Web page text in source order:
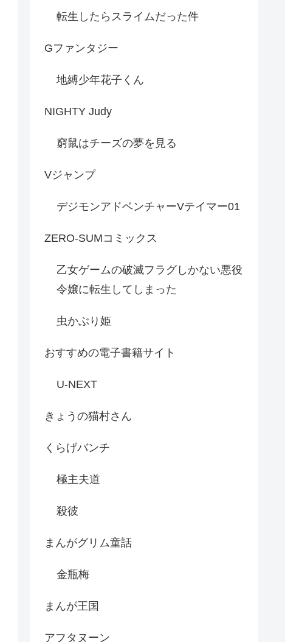
転生したらスライムだった件
Gファンタジー
地縛少年花子くん
NIGHTY Judy
窮鼠はチーズの夢を見る
Vジャンプ
デジモンアドベンチャーVテイマー01
ZERO-SUMコミックス
乙女ゲームの破滅フラグしかない悪役
令嬢に転生してしまった
虫かぶり姫
おすすめの電子書籍サイト
U-NEXT
きょうの猫村さん
くらげバンチ
極主夫道
殺彼
まんがグリム童話
金瓶梅
まんが王国
アフタヌーン